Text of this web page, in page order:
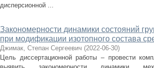
дисперсионной ...
Закономерности динамики состояний
при модификации изотопного состава
Джимак, Степан Сергеевич (2022-06-30)
Цель диссертационной работы – провести